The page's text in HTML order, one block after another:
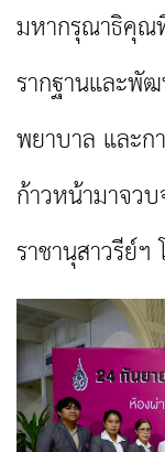
มหากรุณาธิคุณ
รากฐานและพั
พยาบาล และก
ก้าวหน้ามาจว
ราชานุสาวรีย์ฯ